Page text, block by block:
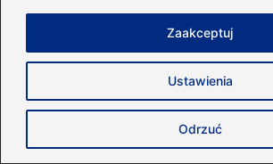
Ustawienia
Odrzuć
Zaakceptuj
Czy biszkopty tuczą? Oto
musisz znać!